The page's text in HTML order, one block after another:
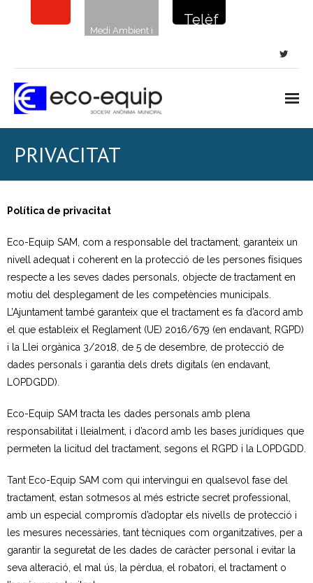
Medi Ambient i
Telèf
la
Neteja viària
- Neteja de carrers i places
- Clavegueram
- Neteja a alta pressió
- Festes i activitats a l’aire lliure
- Sistemes de recollida
- - Fraccions de residus
- Mobles i estris vells
- Neteja i reparació de contenidors
PRIVACITAT
Política de privacitat
Eco-Equip SAM, com a responsable del tractament, garanteix un
nivell adequat i coherent en la protecció de les persones físiques
respecte a les seves dades personals, objecte de tractament en
motiu del desplegament de les competències municipals.
L’Ajuntament també garanteix que el tractament es fa d’acord amb
el que estableix el Reglament (UE) 2016/679 (en endavant, RGPD)
i la Llei orgànica 3/2018, de 5 de desembre, de protecció de
dades personals i garantia dels drets digitals (en endavant,
LOPDGDD).
Eco-Equip SAM tracta les dades personals amb plena
responsabilitat i lleialment, i d’acord amb les bases jurídiques que
permeten la licitud del tractament, segons el RGPD i la LOPDGDD.
Tant Eco-Equip SAM com qui intervingui en qualsevol fase del
tractament, estan sotmesos al més estricte secret professional,
amb un especial compromís d’adoptar els nivells de protecció i
les mesures necessàries, tant tècniques com organitzatives, per a
garantir la seguretat de les dades de caràcter personal i evitar la
seva alteració, el mal ús, la pèrdua, el robatori, el tractament o